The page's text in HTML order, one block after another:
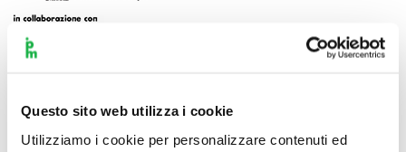
Questo sito web utilizza i cookie
Utilizziamo i cookie per personalizzare contenuti ed